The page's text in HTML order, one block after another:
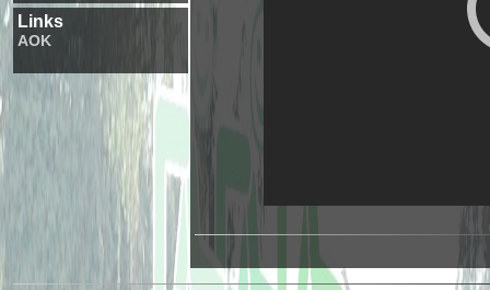
Links
AOK